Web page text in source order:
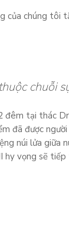
của chúng tôi
chuỗi
đêm tại thác
đã được
núi lửa giữa
hy vọng sẽ